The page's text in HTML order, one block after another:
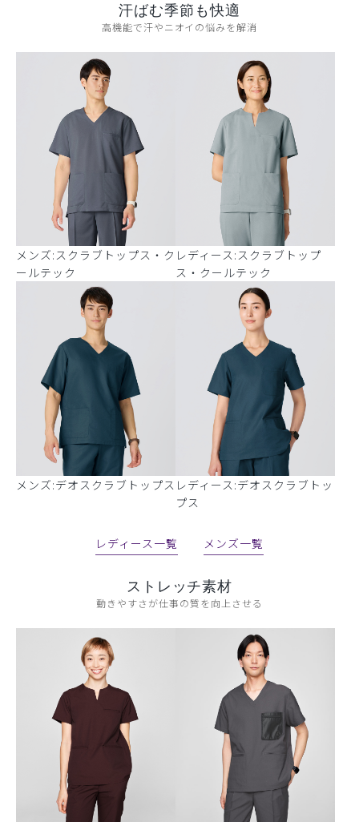
汗ばむ季節も快適
高機能で汗やニオイの悩みを解消
メンズ:スクラブトップス・ク
ールテック
レディース:スクラブトップ
ス・クールテック
メンズ:デオスクラブトップス レディース:デオスクラブトッ
プス
レディース一覧 メンズ一覧
ストレッチ素材
動きやすさが仕事の質を向上させる